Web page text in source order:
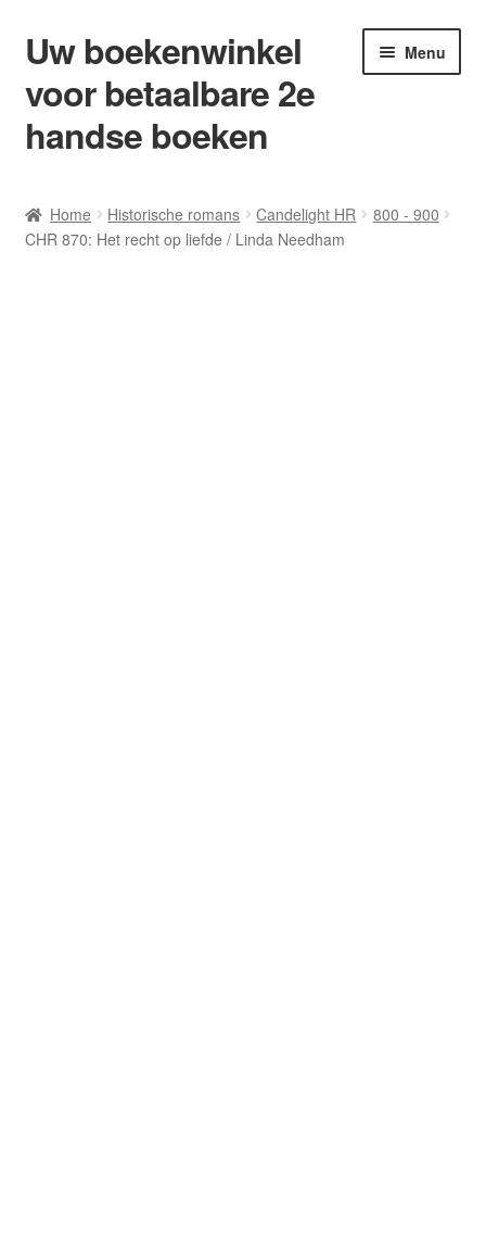
Ga
door
naar
navigatie
Ga
naar
de
inhoud
Uw boekenwinkel
voor betaalbare 2e
handse boeken
Menu
Afrekenen
Home Historische romans Candelight HR
800 - 900
CHR 870: Het recht op liefde / Linda Needham